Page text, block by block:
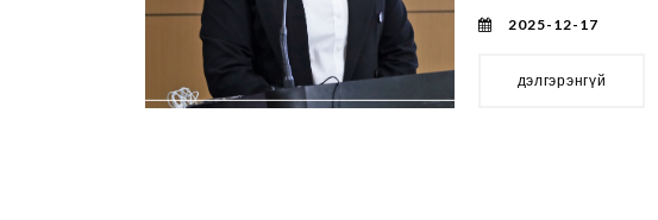
2025-12-17
дэлгэрэнгүй